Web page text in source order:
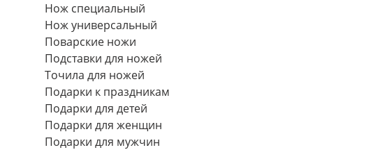
Нож специальный
Нож универсальный
Поварские ножи
Подставки для ножей
Точила для ножей
Подарки к праздникам
Подарки для детей
Подарки для женщин
Подарки для мужчин